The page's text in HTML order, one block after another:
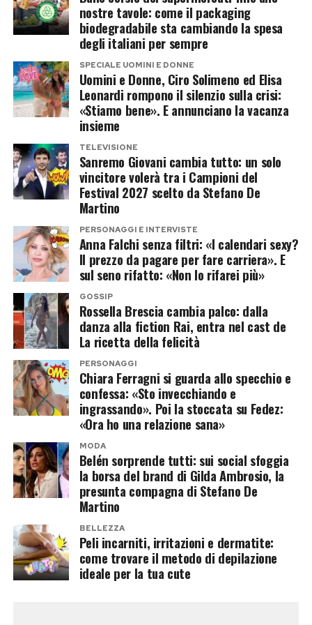
possibilità di coinvolgere anche Alejandro
Martinez, imprenditore colombiano e compagno
La coppia potrebbe entrare insieme,
trasformando la partecipazione in un racconto
sentimentale oltre che televisivo. Resta aperta
anche l’ipotesi di un ingresso in solitaria, mentre
sul tavolo continua a esserci l’opzione più
semplice: un doppio no e tutti a casa, ma senza
telecamere.
Chi è Alejandro Martinez, il
compagno che piace al reality
Alejandro Martinez potrebbe rappresentare la
vera carta a sorpresa dell’operazione.
Imprenditore colombiano, è legato
sentimentalmente a Casalino e finora ha
mantenuto un profilo molto più riservato
rispetto al compagno.
Proprio questa differenza potrebbe incuriosire
gli autori. Da una parte un volto abituato alle
telecamere, alle polemiche politiche e alla
comunicazione pubblica; dall’altra una figura
meno conosciuta dal grande pubblico, pronta a
debuttare davanti a milioni di spettatori. Una
dinamica perfetta per un programma che vive di
contrasti, relazioni e confessioni notturne.
nostre tavole: come il packaging
biodegradabile sta cambiando la spesa
degli italiani per sempre
SPECIALE UOMINI E DONNE
Uomini e Donne, Ciro Solimeno ed Elisa
Leonardi rompono il silenzio sulla crisi:
«Stiamo bene». E annunciano la vacanza
insieme
TELEVISIONE
Sanremo Giovani cambia tutto: un solo
vincitore volerà tra i Campioni del
Festival 2027 scelto da Stefano De
Martino
PERSONAGGI E INTERVISTE
Anna Falchi senza filtri: «I calendari sexy?
Il prezzo da pagare per fare carriera». E
sul seno rifatto: «Non lo rifarei più»
GOSSIP
Rossella Brescia cambia palco: dalla
danza alla fiction Rai, entra nel cast de
La ricetta della felicità
PERSONAGGI
Chiara Ferragni si guarda allo specchio e
confessa: «Sto invecchiando e
ingrassando». Poi la stoccata su Fedez:
«Ora ho una relazione sana»
MODA
Belén sorprende tutti: sui social sfoggia
la borsa del brand di Gilda Ambrosio, la
presunta compagna di Stefano De
Martino
BELLEZZA
Peli incarniti, irritazioni e dermatite:
come trovare il metodo di depilazione
ideale per la tua cute